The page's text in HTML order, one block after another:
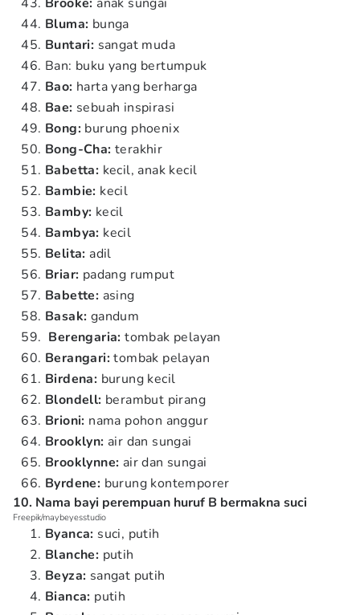
Bluma: bunga
Buntari: sangat muda
Ban: buku yang bertumpuk
Bao: harta yang berharga
Bae: sebuah inspirasi
Bong: burung phoenix
Bong-Cha: terakhir
Babetta: kecil, anak kecil
Bambie: kecil
Bamby: kecil
Bambya: kecil
Belita: adil
Briar: padang rumput
Babette: asing
Basak: gandum
Berengaria:tombak pelayan
Berangari:tombak pelayan
Birdena: burung kecil
Blondell: berambut pirang
Brioni: nama pohon anggur
Brooklyn: air dan sungai
Brooklynne: air dan sungai
Byrdene: burung kontemporer
10. Nama bayi perempuan huruf B bermakna suci
Freepik/maybeyesstudio
Byanca: suci, putih
Blanche: putih
Beyza: sangat putih
Bianca: putih